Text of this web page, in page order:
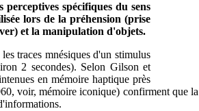
spécifiques du sens
lors de la préhension (prise
et la manipulation d'objets.
traces mnésiques d'un stimulus
2 secondes). Selon Gilson et
en mémoire haptique près
voir, mémoire iconique) confirment que la